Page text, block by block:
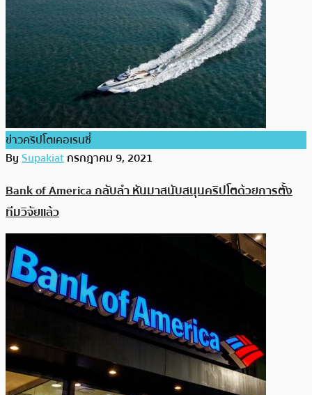
ข่าวคริปโตเคอเรนซี่
BySupakiatกรกฎาคม 9, 2021
Bank of America กลับลำ หันมาสนับสนุนคริปโตด้วยการตั้ง
ทีมวิจัยแล้ว